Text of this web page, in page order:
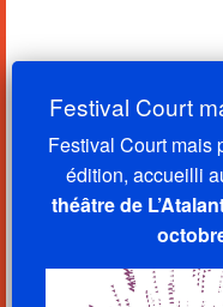
Festival Court mais
édition, accueilli
théâtre de